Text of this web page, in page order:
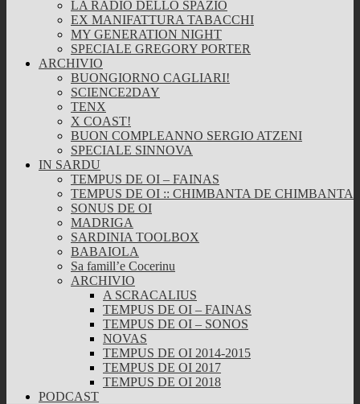
LA RADIO DELLO SPAZIO
EX MANIFATTURA TABACCHI
MY GENERATION NIGHT
SPECIALE GREGORY PORTER
ARCHIVIO
BUONGIORNO CAGLIARI!
SCIENCE2DAY
TENX
X COAST!
BUON COMPLEANNO SERGIO ATZENI
SPECIALE SINNOVA
IN SARDU
TEMPUS DE OI – FAINAS
TEMPUS DE OI :: CHIMBANTA DE CHIMBANTA
SONUS DE OI
MADRIGA
SARDINIA TOOLBOX
BABAIOLA
Sa famill’e Cocerinu
ARCHIVIO
A SCRACALIUS
TEMPUS DE OI – FAINAS
TEMPUS DE OI – SONOS
NOVAS
TEMPUS DE OI 2014-2015
TEMPUS DE OI 2017
TEMPUS DE OI 2018
PODCAST